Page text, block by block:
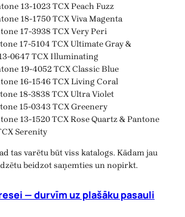
13-1023 TCX Peach Fuzz
18-1750 TCX Viva Magenta
17-3938 TCX Very Peri
17-5104 TCX Ultimate Gray &
0647 TCX Illuminating
19-4052 TCX Classic Blue
16-1546 TCX Living Coral
18-3838 TCX Ultra Violet
15-0343 TCX Greenery
13-1520 TCX Rose Quartz & Pantone
Serenity
tas varētu būt viss katalogs. Kādam jau
beidzot saņemties un nopirkt.
— durvīm uz plašāku pasauli